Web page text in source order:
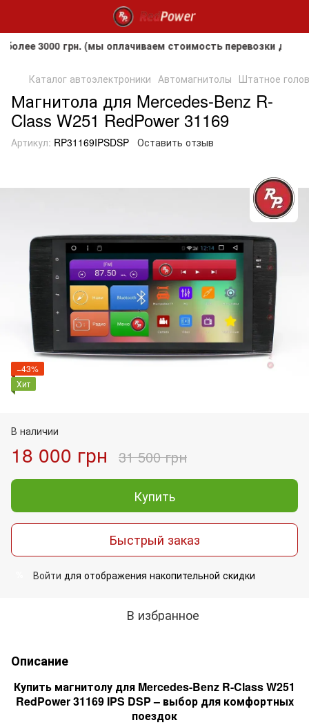
грн. (мы оплачиваем стоимость перевозки до
Каталог автоэлектроники Автомагнитолы Штатное
Магнитола для Mercedes-Benz R-
Class W251 RedPower 31169
Артикул: RP31169IPSDSP Оставить отзыв
−43%
Хит
В наличии
18 000 грн 31 500 грн
Купить
Быстрый заказ
Войти для отображения накопительной скидки
В избранное
Описание
Купить магнитолу для Mercedes-Benz R-Class W251
RedPower 31169 IPS DSP – выбор для комфортных
поездок